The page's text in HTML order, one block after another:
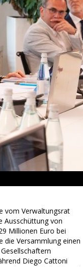
vom Verwaltungsrat
Ausschüttung von
Millionen Euro bei
die Versammlung einen
Diego Cattoni